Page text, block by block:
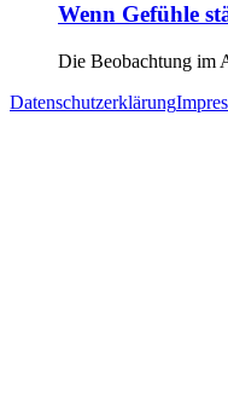
Wenn Gefühle
Die Beobachtung im
Datenschutzerklärung